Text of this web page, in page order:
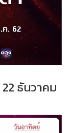
22 ธันวาคม